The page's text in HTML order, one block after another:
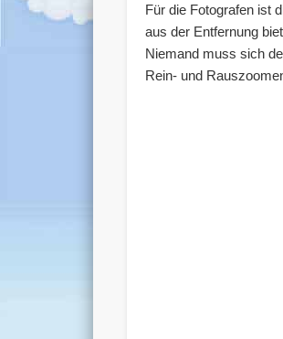
Für die Fotografen ist
aus der Entfernung
Niemand muss sich
Rein- und